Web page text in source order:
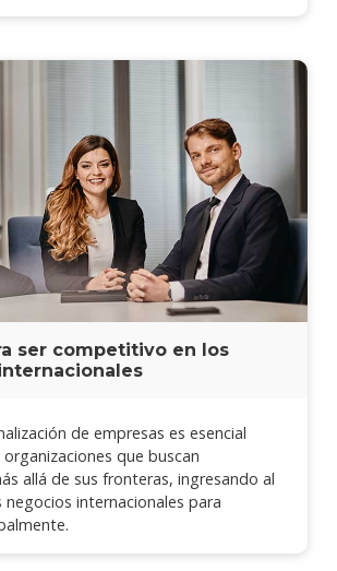
ser competitivo en los
de empresas es esencial
que buscan
allá de sus fronteras, ingresando al
internacionales para